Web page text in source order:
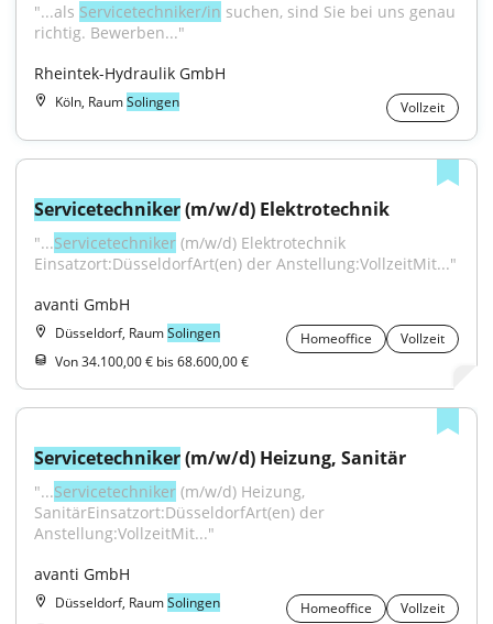
"...als Servicetechniker/in suchen, sind Sie bei uns genau
richtig. Bewerben..."
Rheintek-Hydraulik GmbH
Köln, RaumSolingen Vollzeit
Servicetechniker (m/w/d) Elektrotechnik
"...Servicetechniker (m/w/d) Elektrotechnik
Einsatzort:DüsseldorfArt(en) der Anstellung:VollzeitMit..."
avanti GmbH
Düsseldorf, RaumSolingen Homeoffice
Vollzeit
Von 34.100,00 € bis 68.600,00 €
Servicetechniker (m/w/d) Heizung, Sanitär
"...Servicetechniker (m/w/d) Heizung,
SanitärEinsatzort:DüsseldorfArt(en) der
Anstellung:VollzeitMit..."
avanti GmbH
Düsseldorf, RaumSolingen Homeoffice
Vollzeit